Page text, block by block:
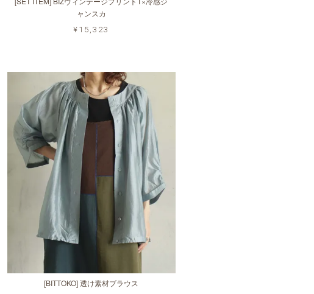
ャンスカ
¥15,323
[BITTOKO] 透け素材ブラウス